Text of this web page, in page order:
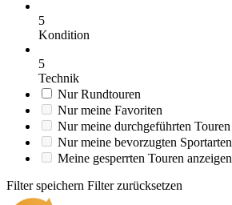
5
Kondition
5
Technik
Nur Rundtouren
Nur meine Favoriten
Nur meine durchgeführten Touren
Nur meine bevorzugten Sportarten
Meine gesperrten Touren anzeigen
Filter speichern Filter zurücksetzen